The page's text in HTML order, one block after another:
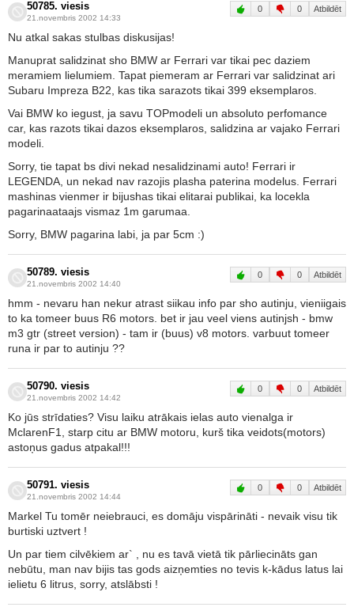
50785. viesis
21.novembris 2002 14:33
0 0 Atbildēt
Nu atkal sakas stulbas diskusijas!
Manuprat salidzinat sho BMW ar Ferrari var tikai pec daziem
meramiem lielumiem. Tapat piemeram ar Ferrari var salidzinat ari
Subaru Impreza B22, kas tika sarazots tikai 399 eksemplaros.
Vai BMW ko iegust, ja savu TOPmodeli un absoluto perfomance
car, kas razots tikai dazos eksemplaros, salidzina ar vajako Ferrari
modeli.
Sorry, tie tapat bs divi nekad nesalidzinami auto! Ferrari ir
LEGENDA, un nekad nav razojis plasha paterina modelus. Ferrari
mashinas vienmer ir bijushas tikai elitarai publikai, ka locekla
pagarinaataajs vismaz 1m garumaa.
Sorry, BMW pagarina labi, ja par 5cm :)
50789. viesis
21.novembris 2002 14:40
0 0 Atbildēt
hmm - nevaru han nekur atrast siikau info par sho autinju, vieniigais
to ka tomeer buus R6 motors. bet ir jau veel viens autinjsh - bmw
m3 gtr (street version) - tam ir (buus) v8 motors. varbuut tomeer
runa ir par to autinju ??
50790. viesis
21.novembris 2002 14:42
0 0 Atbildēt
Ko jūs strīdaties? Visu laiku atrākais ielas auto vienalga ir
MclarenF1, starp citu ar BMW motoru, kurš tika veidots(motors)
astoņus gadus atpakal!!!
50791. viesis
21.novembris 2002 14:44
0 0 Atbildēt
Markel Tu tomēr neiebrauci, es domāju vispārināti - nevaik visu tik
burtiski uztvert !
Un par tiem cilvēkiem ar` , nu es tavā vietā tik pārliecināts gan
nebūtu, man nav bijis tas gods aizņemties no tevis k-kādus latus lai
ielietu 6 litrus, sorry, atslābsti !